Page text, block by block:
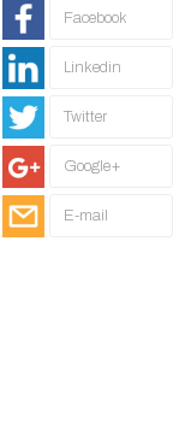
Facebook
Linkedin
Twitter
Google+
E-mail